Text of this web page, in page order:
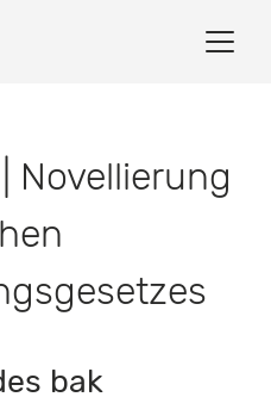
Novellierung
bak